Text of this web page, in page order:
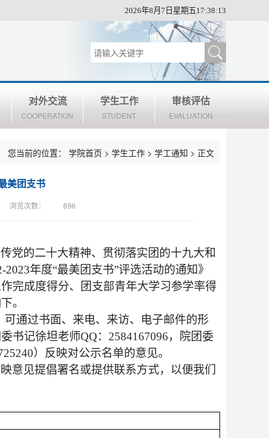
2026年8月7日星期五17:38:13
对外交流
COOPERATION
学生工作
STUDENT
审核评估
EVALUATION
您当前的位置： 学院首页 > 学生工作 > 学工通知 > 正文
美团支书
浏览次数： 696
党的二十大精神、贯彻落实团的十九大和
2023年度“最美团支书”评选活动的通知》
完成度得分、团支部青年大学习参学率得
。
可通过书面、来电、来访、电子邮件的形
书记徐坦老师QQ： 2584167096，院团委
）反映对公示名单的意见。
意见提倡署名或提供联系方式，以便我们